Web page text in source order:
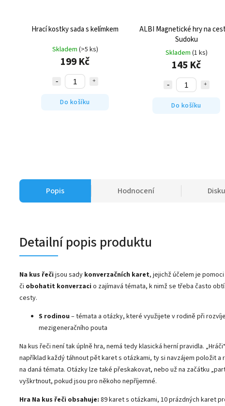
Hrací kostky sada s kelímkem
Skladem (>5 ks)
199 Kč
Do košíku
ALBI Magnetické hry na
Sudoku
Skladem (1 ks)
145 Kč
Do košíku
Popis Hodnocení
Detailní popis produktu
Na kus řeči jsou sady konverzačních karet, jejichž účelem je
či obohatit konverzaci o zajímavá témata, k nimž se třeba často
cesty.
S rodinou – témata a otázky, které využijete v rodině při
mezigeneračního pouta
Na kus řeči není tak úplně hra, nemá tedy klasická herní pravidla.
například každý táhnout pět karet s otázkami, ty si navzájem položit a
na daná témata. Otázky lze také přeskakovat, nebo už na začátku
vyškrtnout, pokud jsou pro někoho nepříjemné.
Hra Na kus řeči obsahuje: 89 karet s otázkami, 10 prázdných karet